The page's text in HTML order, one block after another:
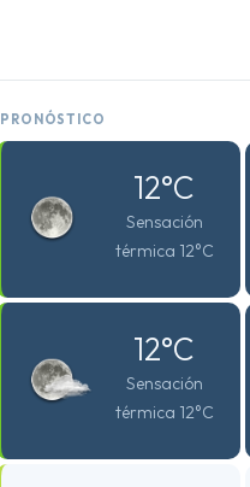
PRONÓSTICO
12°C
Sensación
térmica 12°C
12°C
Sensación
térmica 12°C